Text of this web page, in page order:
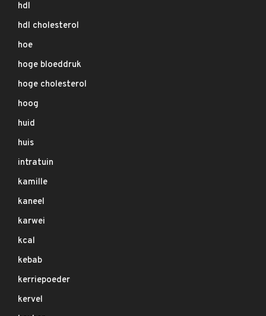
hdl
hdl cholesterol
hoe
hoge bloeddruk
hoge cholesterol
hoog
huid
huis
intratuin
kamille
kaneel
karwei
kcal
kebab
kerriepoeder
kervel